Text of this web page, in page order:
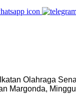
Olahraga
Margonda,